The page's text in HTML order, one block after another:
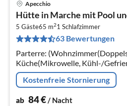
Apecchio
Hütte in Marche mit Pool
5 Gäste65 m21 Schlafzimmer
63 Bewertungen
Parterre:
Küche(Mikrowelle, Kühl-/
Etage: (Schlafzimmer(Einzelbett,
Badezimmer(Dusche))
Kostenfreie Stornierung
ab 84€/ Nacht